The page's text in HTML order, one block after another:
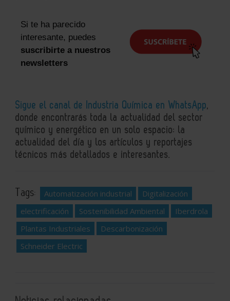
Si te ha parecido
interesante, puedes
suscribirte a nuestros
newsletters
Sigue el canal de Industria Química en WhatsApp,
donde encontrarás toda la actualidad del sector
químico y energético en un solo espacio: la
actualidad del día y los artículos y reportajes
técnicos más detallados e interesantes.
Tags: Automatización industrial
Digitalización
electrificación
Sostenibilidad Ambiental
Iberdrola
Plantas Industriales
Descarbonización
Schneider Electric